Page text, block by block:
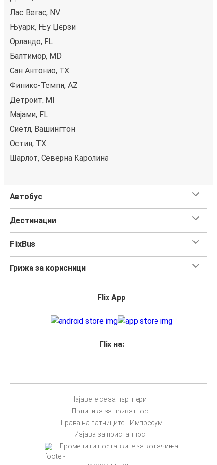
Лас Вегас, NV
Њуарк, Њу Џерзи
Орландо, FL
Балтимор, MD
Сан Антонио, TX
Финикс-Темпи, AZ
Детроит, MI
Мајами, FL
Сиетл, Вашингтон
Остин, TX
Шарлот, Северна Каролина
Автобус
Дестинации
FlixBus
Грижа за корисници
Flix App
Flix на:
Најавете се за партнери
Политика за приватност
Права на патниците
Импресум
Изјава за пристапност
Промени ги поставките за колачиња